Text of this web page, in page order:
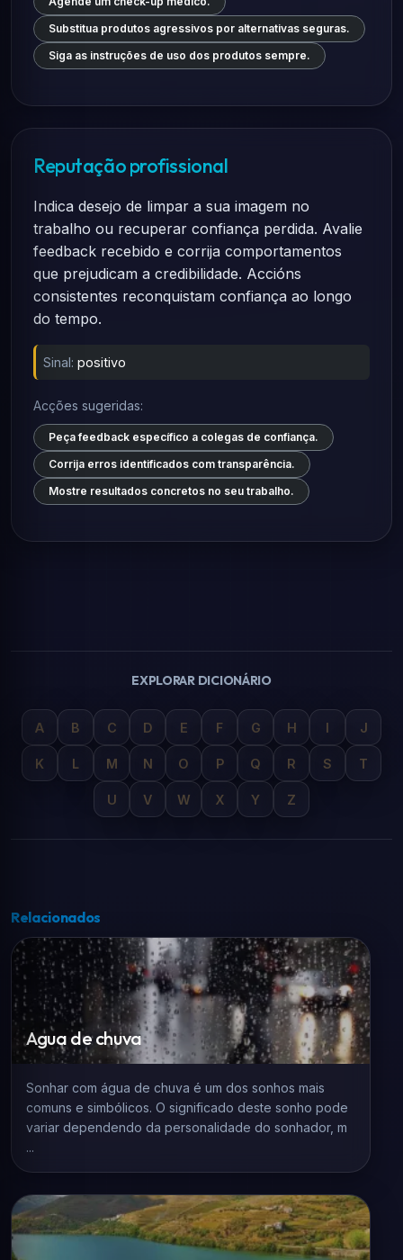
Substitua produtos agressivos por alternativas seguras.
Siga as instruções de uso dos produtos sempre.
Reputação profissional
Indica desejo de limpar a sua imagem no
trabalho ou recuperar confiança perdida. Avalie
feedback recebido e corrija comportamentos
que prejudicam a credibilidade. Accións
consistentes reconquistam confiança ao longo
do tempo.
Sinal: positivo
Acções sugeridas:
Peça feedback específico a colegas de confiança.
Corrija erros identificados com transparência.
Mostre resultados concretos no seu trabalho.
EXPLORAR DICIONÁRIO
A B C D E F G H I J
K L M N O P Q R S T
U V W X Y Z
Relacionados
Agua de chuva
Sonhar com água de chuva é um dos sonhos mais
comuns e simbólicos. O significado deste sonho pode
variar dependendo da personalidade do sonhador, m
...